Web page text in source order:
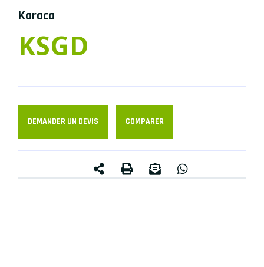
Karaca
KSGD
DEMANDER UN DEVIS COMPARER